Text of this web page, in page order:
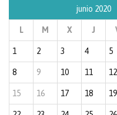
junio 2020
L M X J
1 2 3 4 5
8 9 10 11 12
15 16 17 18 19